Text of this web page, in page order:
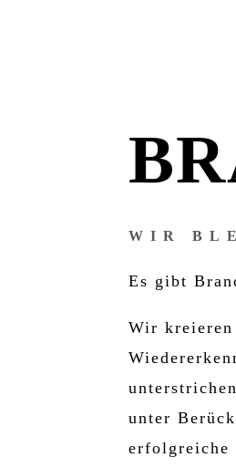
WIR
Es gibt
Wir kreieren
unter
erfolgreiche